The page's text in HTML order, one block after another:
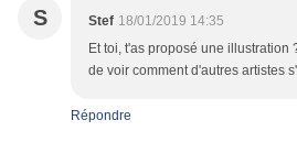
S Stef 18/01/2019 14:35
Et toi, t'as proposé une illustration
de voir comment d'autres artistes
Répondre